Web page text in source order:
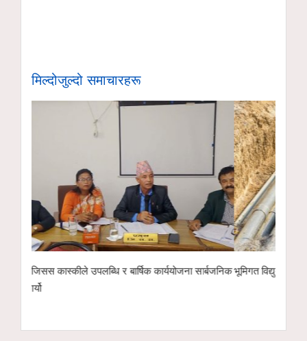
मिल्दोजुल्दो समाचारहरू
भूमिगत विद्युतीकरणअन्तर्गत ११ केभी लाइन ‘चार्ज’ गरिँदै
पोखरा